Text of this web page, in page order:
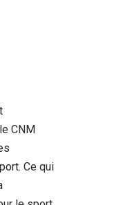
CNM
Ce qui